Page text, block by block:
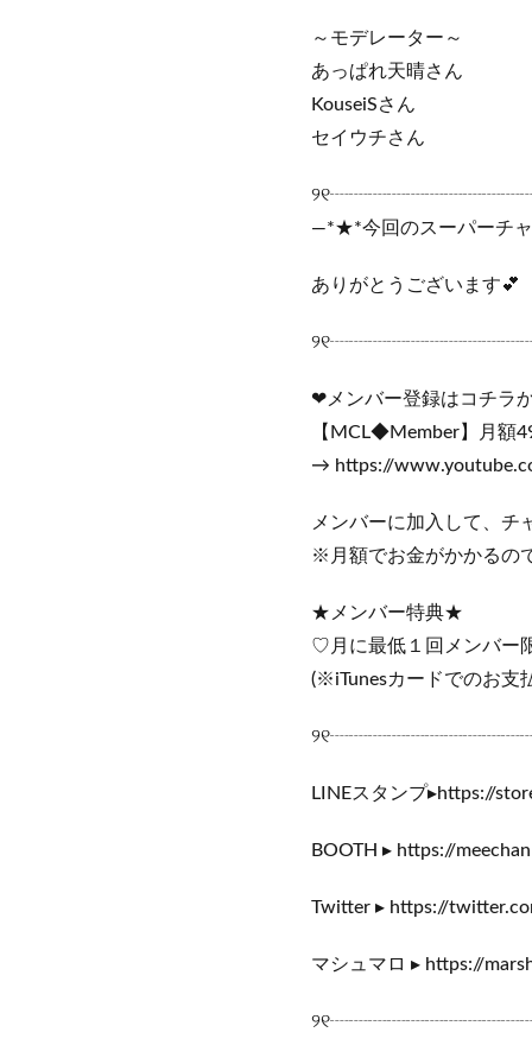
～モデレーター～
あっぱれ天晴さん
KouseiSさん
セイウチさん
―*★*今回のスーパーチ
ありがとうございます💕
❤メンバー登録はコチラ
【MCL◆Member】月額
→ https://
メンバーに加入して、チ
※月額でお金がかかるの
★メンバー特典★
♡月に最低１回メンバー
(※iTunesカードでのお支
LINEスタンプ▸https://
BOOTH ▸ https://
Twitter ▸ https://
マシュマロ ▸ https://